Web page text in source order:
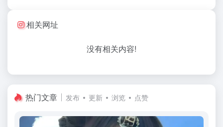
相关网址
没有相关内容!
热门文章 发布 更新 浏览 点赞